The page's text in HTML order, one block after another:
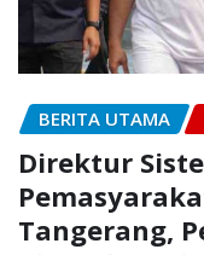
BERITA UTAMA
Direktur
Tangerang,